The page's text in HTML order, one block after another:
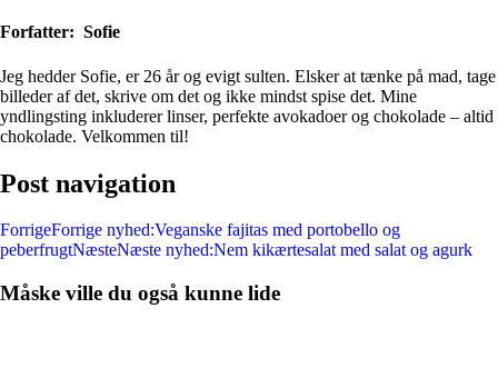
Forfatter: Sofie
Jeg hedder Sofie, er 26 år og evigt sulten. Elsker at tænke på mad, tage
billeder af det, skrive om det og ikke mindst spise det. Mine
yndlingsting inkluderer linser, perfekte avokadoer og chokolade – altid
chokolade. Velkommen til!
Post navigation
ForrigeForrige nyhed:Veganske fajitas med portobello og
peberfrugtNæsteNæste nyhed:Nem kikærtesalat med salat og agurk
Måske ville du også kunne lide